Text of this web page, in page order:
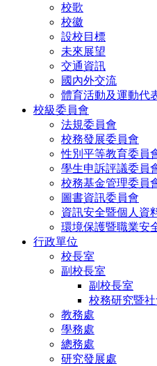
校歌
校徽
設校目標
未來展望
交通資訊
國內外交流
體育活動及運動代
校級委員會
法規委員會
校務發展委員會
性別平等教育委員
學生申訴評議委員
校務基金管理委員
圖書資訊委員會
資訊安全暨個人資
環境保護暨職業安
行政單位
校長室
副校長室
副校長室
校務研究暨
教務處
學務處
總務處
研究發展處